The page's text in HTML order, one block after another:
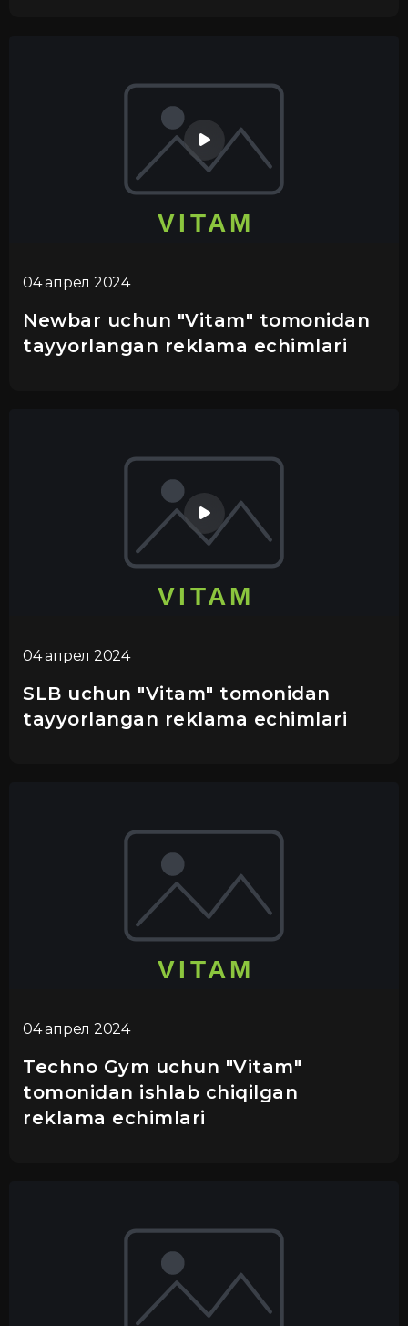
04 апрел 2024
Newbar uchun "Vitam" tomonidan
tayyorlangan reklama echimlari
04 апрел 2024
SLB uchun "Vitam" tomonidan
tayyorlangan reklama echimlari
04 апрел 2024
Techno Gym uchun "Vitam"
tomonidan ishlab chiqilgan
reklama echimlari